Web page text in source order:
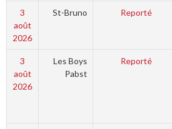
3
août
2026
St-Bruno Reporté
3
août
2026
Les Boys
Pabst
Reporté